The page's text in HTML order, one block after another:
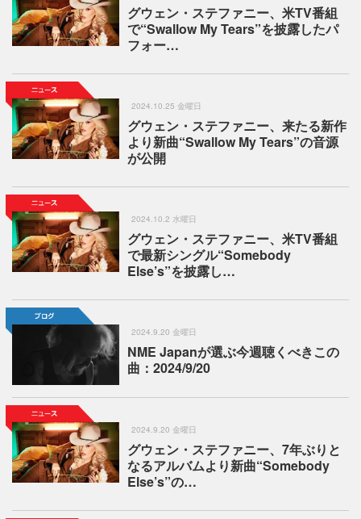
グウェン・ステファニー、米TV番組
で“Swallow My Tears”を披露したパ
フォー…
2024.10.25 金曜日
グウェン・ステファニー、来たる新作
より新曲“Swallow My Tears”の音源
が公開
2024.10.2 水曜日
グウェン・ステファニー、米TV番組
で最新シングル“Somebody
Else’s”を披露し…
2024.9.20 金曜日
NME Japanが選ぶ今週聴くべきこの
曲：2024/9/20
2024.9.20 金曜日
グウェン・ステファニー、7年ぶりと
なるアルバムより新曲“Somebody
Else’s”の…